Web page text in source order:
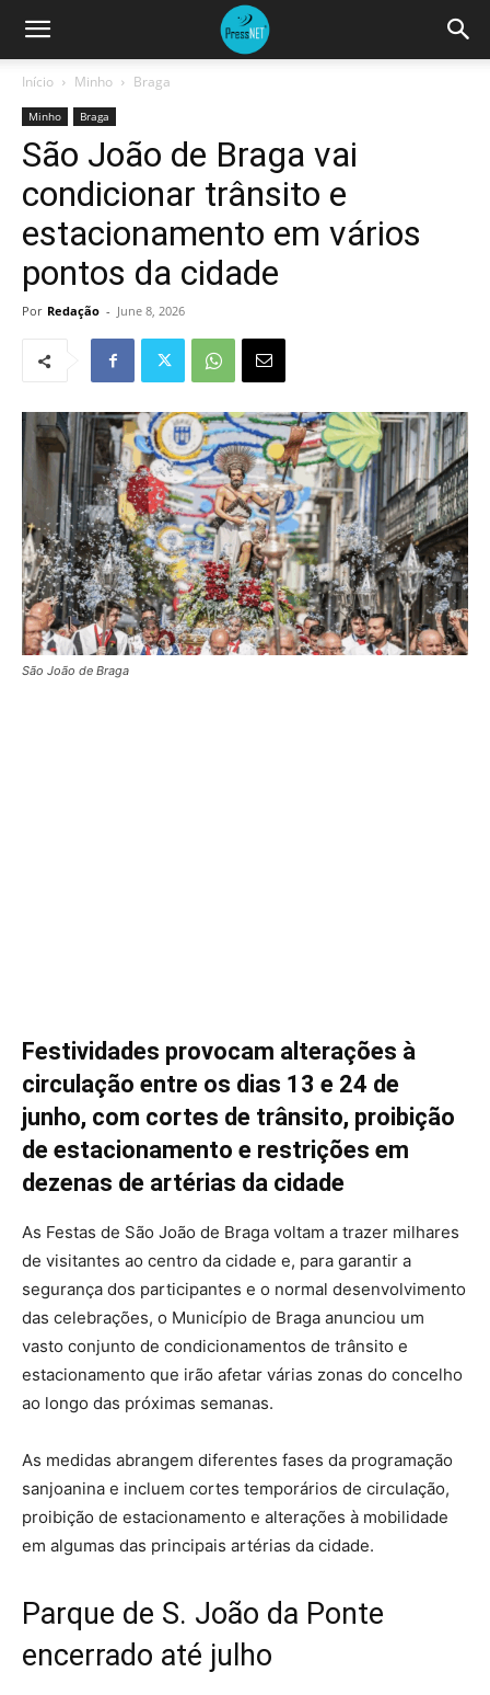
Início Minho Braga
Minho Braga
São João de Braga vai
condicionar trânsito e
estacionamento em vários
pontos da cidade
Por Redação - June 8, 2026
São João de Braga
Festividades provocam alterações à
circulação entre os dias 13 e 24 de
junho, com cortes de trânsito, proibição
de estacionamento e restrições em
dezenas de artérias da cidade
As Festas de São João de Braga voltam a trazer milhares
de visitantes ao centro da cidade e, para garantir a
segurança dos participantes e o normal desenvolvimento
das celebrações, o Município de Braga anunciou um
vasto conjunto de condicionamentos de trânsito e
estacionamento que irão afetar várias zonas do concelho
ao longo das próximas semanas.
As medidas abrangem diferentes fases da programação
sanjoanina e incluem cortes temporários de circulação,
proibição de estacionamento e alterações à mobilidade
em algumas das principais artérias da cidade.
Parque de S. João da Ponte
encerrado até julho